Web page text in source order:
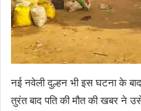
नई नवेली दुल्हन भी इस घटना के
तुरंत बाद पति की मौत की खबर ने